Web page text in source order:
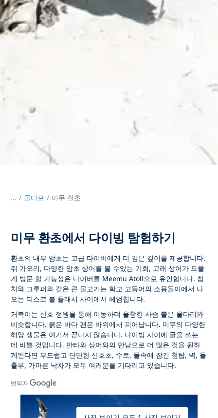
... / 몰디브 미무 환초
미무 환초에서 다이빙 탐험하기
환초의 내부 암초는 고급 다이버에게 더 깊은 깊이를 제공합니다.
쥐 가오리, 다양한 암초 상어를 볼 수있는 기회, 고래 상어가 드물
게 방문 할 가능성은 다이버를 Meemu Atoll으로 유인합니다. 참
치와 그루퍼와 같은 큰 물고기는 학교 고등어의 소용돌이에서 나
오는 디스코 볼 플래시 사이에서 헤엄칩니다.
거북이는 산호 정원을 통해 이동하며 울창한 사슴 뿔은 울타리와
비슷합니다. 붉은 바다 팬은 바위에서 피어납니다. 미무의 다양한
해양 생물은 여기서 끝나지 않습니다. 다이빙 사이에 글을 쓰는
데 바쁠 것입니다. 만타와 상어와의 만남으로 더 많은 것을 원하
게된다면 부드럽고 단단한 산호초, 수로, 물속에 잠긴 첨탑, 벽, 돌
출부, 가파른 낙차가 모두 여러분을 기다리고 있습니다.
번역자